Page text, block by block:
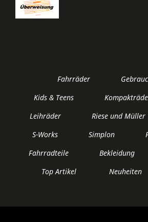
Fahrräder
Kids & Teens
Leihräder
Riese und Müller
S-Works
Simplon
Fahrradteile
Bekleidung
Top Artikel
Neuheiten